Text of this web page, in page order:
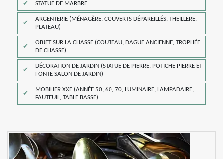
STATUE DE MARBRE
ARGENTERIE (MÉNAGÈRE, COUVERTS DÉPAREILLÉS, THEILLERE,
PLATEAU)
OBJET SUR LA CHASSE (COUTEAU, DAGUE ANCIENNE, TROPHÉE
DE CHASSE)
DÉCORATION DE JARDIN (STATUE DE PIERRE, POTICHE PIERRE ET
FONTE SALON DE JARDIN)
MOBILIER XXE (ANNÉE 50, 60, 70, LUMINAIRE, LAMPADAIRE,
FAUTEUIL, TABLE BASSE)